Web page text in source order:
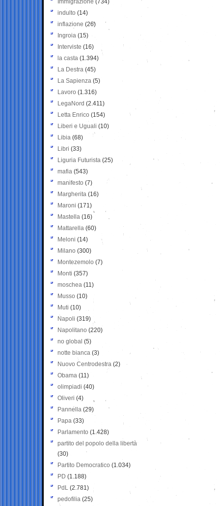
Immigrazione (734)
indulto (14)
inflazione (26)
Ingroia (15)
Interviste (16)
la casta (1.394)
La Destra (45)
La Sapienza (5)
Lavoro (1.316)
LegaNord (2.411)
Letta Enrico (154)
Liberi e Uguali (10)
Libia (68)
Libri (33)
Liguria Futurista (25)
mafia (543)
manifesto (7)
Margherita (16)
Maroni (171)
Mastella (16)
Mattarella (60)
Meloni (14)
Milano (300)
Montezemolo (7)
Monti (357)
moschea (11)
Musso (10)
Muti (10)
Napoli (319)
Napolitano (220)
no global (5)
notte bianca (3)
Nuovo Centrodestra (2)
Obama (11)
olimpiadi (40)
Oliveri (4)
Pannella (29)
Papa (33)
Parlamento (1.428)
partito del popolo della libertà
(30)
Partito Democratico (1.034)
PD (1.188)
PdL (2.781)
pedofilia (25)